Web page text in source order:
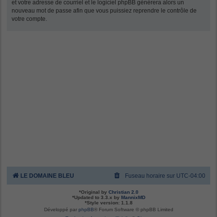
et votre adresse de courriel et le logiciel phpBB générera alors un
nouveau mot de passe afin que vous puissiez reprendre le contrôle de
votre compte.
LE DOMAINE BLEU Fuseau horaire sur UTC-04:00
*Original by Christian 2.0
*Updated to 3.3.x by MannixMD
*Style version: 1.1.8
Développé par phpBB® Forum Software © phpBB Limited